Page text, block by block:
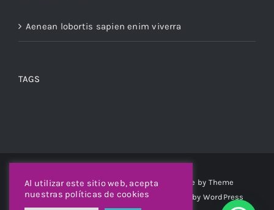
Aenean lobortis sapien enim viverra
TAGS
© Copyright 2012 -2026 | Avada Theme by Theme
Fusion| All Rights Reserved | Powered by WordPress
Al utilizar este sitio web, acepta
nuestras políticas de cookies